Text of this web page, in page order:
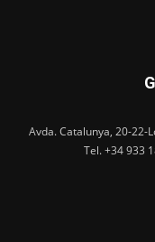
Avda. Catalunya, 20-22-
Tel. +34 933